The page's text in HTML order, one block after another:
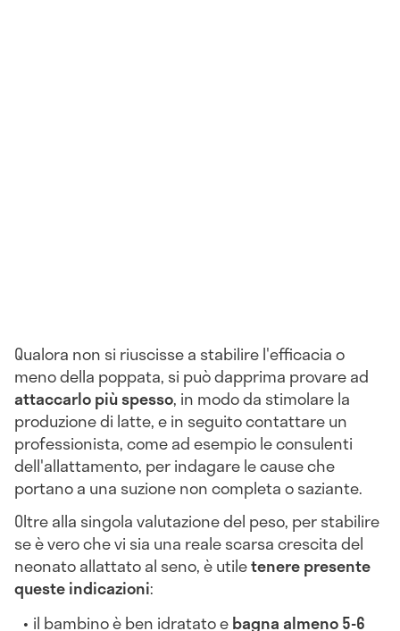
Qualora non si riuscisse a stabilire l'efficacia o
meno della poppata, si può dapprima provare ad
attaccarlo più spesso, in modo da stimolare la
produzione di latte, e in seguito contattare un
professionista, come ad esempio le consulenti
dell'allattamento, per indagare le cause che
portano a una suzione non completa o saziante.
Oltre alla singola valutazione del peso, per stabilire
se è vero che vi sia una reale scarsa crescita del
neonato allattato al seno, è utiletenere presente
queste indicazioni:
il bambino è ben idratato ebagna almeno 5-6